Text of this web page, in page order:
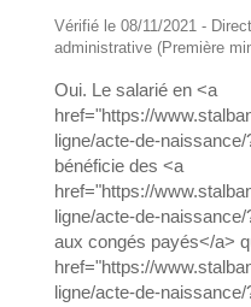
Vérifié le 08/11/2021 -
administrative (Première
Oui. Le salarié en <a
href="https://
ligne/acte-de-
bénéficie des <a
href="https://
ligne/acte-de-
aux congés payés</a>
href="https://
ligne/acte-de-